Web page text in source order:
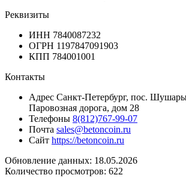
Реквизиты
ИНН 7840087232
ОГРН 1197847091903
КПП 784001001
Контакты
Адрес Санкт-Петербург, пос.
Паровозная дорога, дом 28
Телефоны 8(812)767-99-07
Почта sales@betoncoin.ru
Сайт https://betoncoin.ru
Обновление данных: 18.05.2026
Количество просмотров: 622